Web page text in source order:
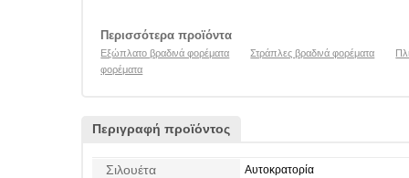
Περισσότερα προϊόντα
Εξώπλατο βραδινά φορέματα Στράπλες βραδινά φορέματα
φορέματα
Περιγραφή προϊόντος
Σιλουέτα Αυτοκρατορία